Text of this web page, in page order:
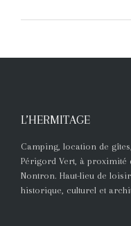
L’HERMITAGE
Camping, location de
Périgord Vert, à proximité
Nontron. Haut-lieu de
historique, culturel et